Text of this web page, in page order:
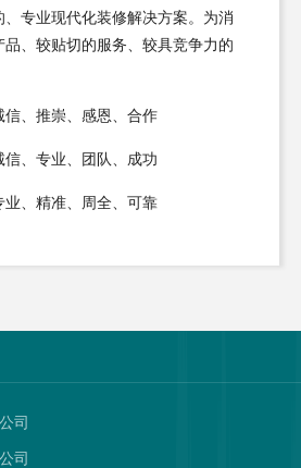
专业现代化装修解决方案。为消
品、较贴切的服务、较具竞争力的
、推崇、感恩、合作
、专业、团队、成功
业、精准、周全、可靠
司
司